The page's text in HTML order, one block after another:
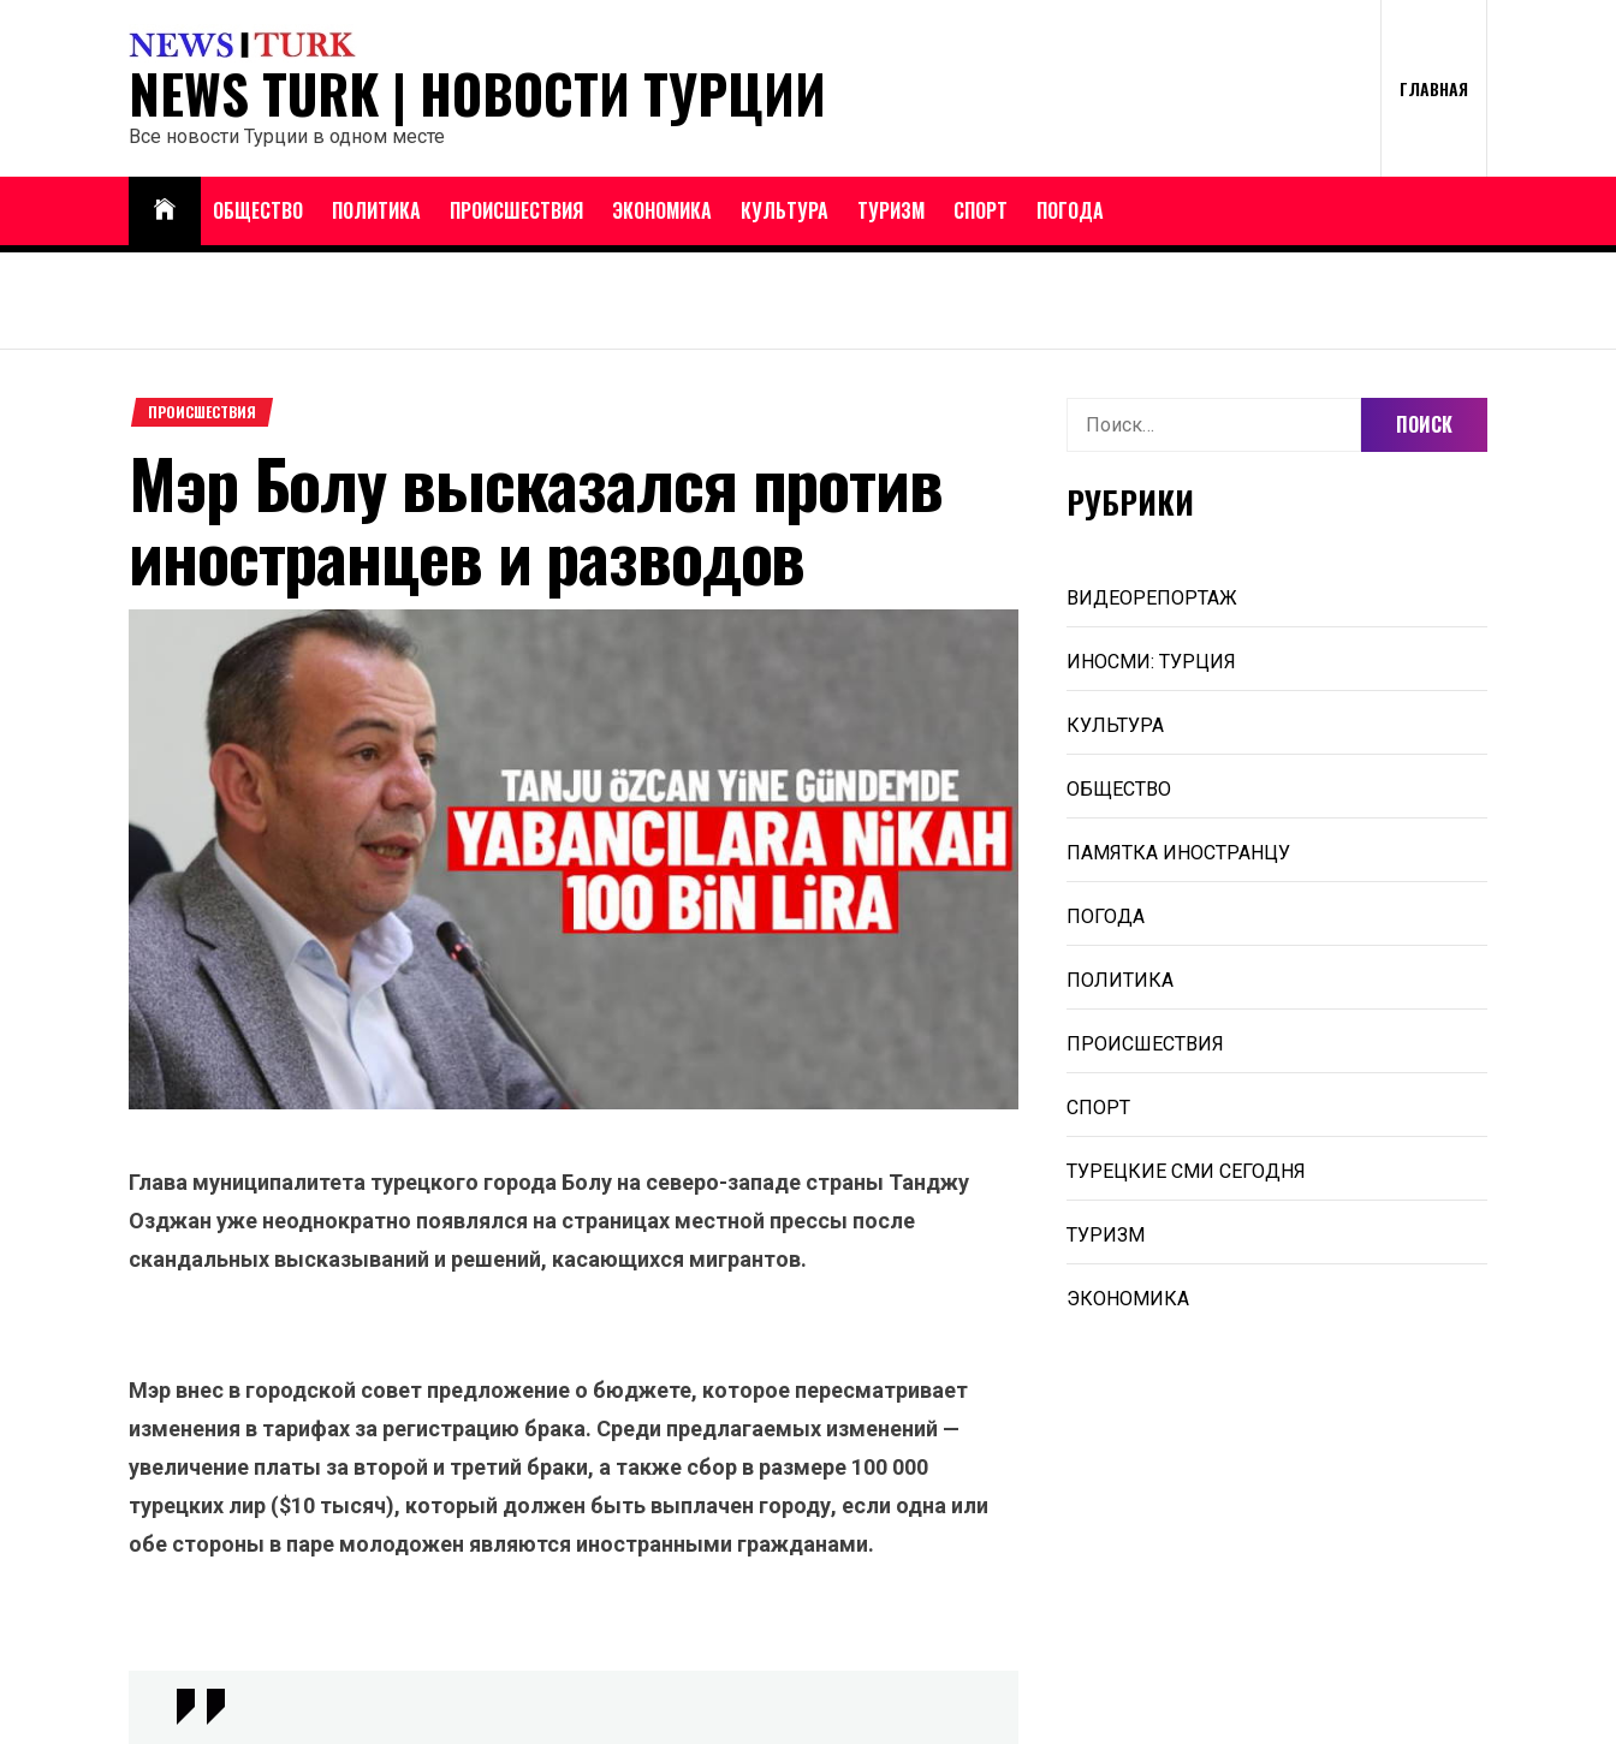
NEWS TURK | НОВОСТИ ТУРЦИИ
Все новости Турции в одном месте
ГЛАВНАЯ
ОБЩЕСТВО ПОЛИТИКА ПРОИСШЕСТВИЯ ЭКОНОМИКА КУЛЬТУРА ТУРИЗМ СПОРТ ПОГОДА
ПРОИСШЕСТВИЯ
Мэр Болу высказался против
иностранцев и разводов
Глава муниципалитета турецкого города Болу на северо-западе страны Танджу
Озджан уже неоднократно появлялся на страницах местной прессы после
скандальных высказываний и решений, касающихся мигрантов.
Мэр внес в городской совет предложение о бюджете, которое пересматривает
изменения в тарифах за регистрацию брака. Среди предлагаемых изменений —
увеличение платы за второй и третий браки, а также сбор в размере 100 000
турецких лир ($10 тысяч), который должен быть выплачен городу, если одна или
обе стороны в паре молодожен являются иностранными гражданами.
Найти:
РУБРИКИ
ВИДЕОРЕПОРТАЖ
ИНОСМИ: ТУРЦИЯ
КУЛЬТУРА
ОБЩЕСТВО
ПАМЯТКА ИНОСТРАНЦУ
ПОГОДА
ПОЛИТИКА
ПРОИСШЕСТВИЯ
СПОРТ
ТУРЕЦКИЕ СМИ СЕГОДНЯ
ТУРИЗМ
ЭКОНОМИКА